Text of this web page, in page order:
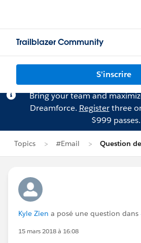
Trailblazer Community
S'inscrire
Bring your team and
Dreamforce. Registerthree
$999 passes.
Topics #Email Question
Kyle Zien a posé une question dans
15 mars 2018 à 16:08